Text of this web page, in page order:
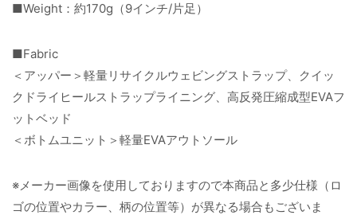
■Weight：約170g（9インチ/片足）
■Fabric
＜アッパー＞軽量リサイクルウェビングストラップ、クイッ
クドライヒールストラップライニング、高反発圧縮成型EVAフ
ットベッド
＜ボトムユニット＞軽量EVAアウトソール
※メーカー画像を使用しておりますので本商品と多少仕様（ロ
ゴの位置やカラー、柄の位置等）が異なる場合もございま